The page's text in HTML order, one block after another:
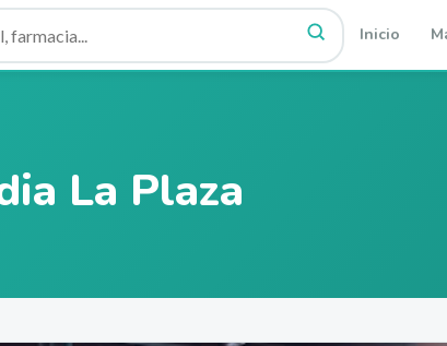
Inicio
La Plaza